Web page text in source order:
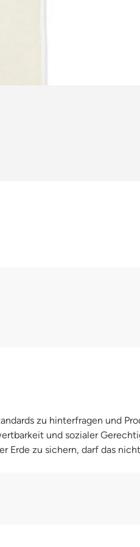
zu hinterfragen und
und sozialer
Erde zu sichern, darf das